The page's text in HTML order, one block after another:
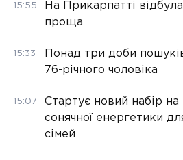
15:55
На Прикарпатті
проща
15:33
Понад три доби
76-річного чоловіка
15:07
Стартує новий набір на
сонячної енергетики
сімей